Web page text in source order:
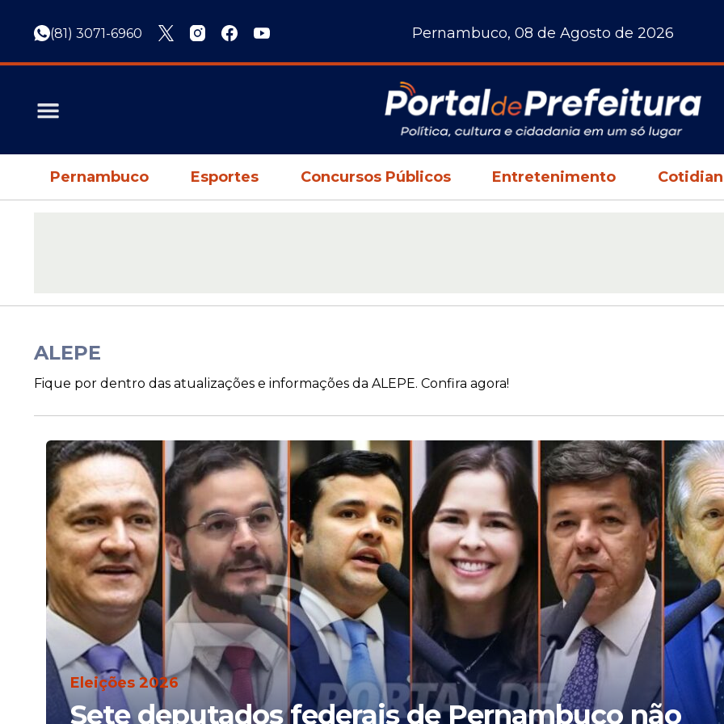
(81) 3071-6960 Pernambuco, 08 de Agosto de 2026
Pernambuco Esportes Concursos Públicos Entretenimento
ALEPE
Fique por dentro das atualizações e informações da ALEPE. Confira agora!
Eleições 2026
Sete deputados federais de Pernambuco não